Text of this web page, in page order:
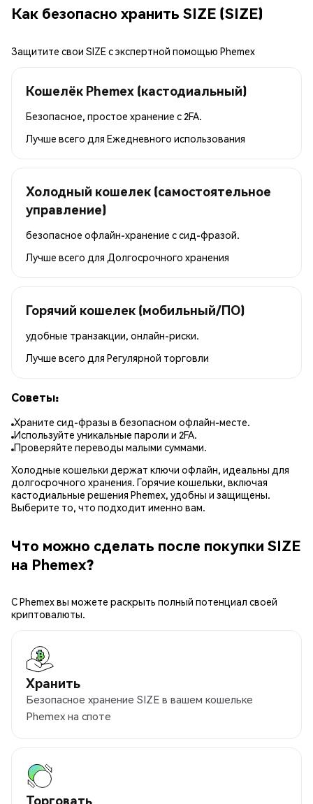
Как безопасно хранить SIZE (SIZE)
Защитите свои SIZE с экспертной помощью Phemex
Кошелёк Phemex (кастодиальный)
Безопасное, простое хранение с 2FA.
Лучше всего для Ежедневного использования
Холодный кошелек (самостоятельное
управление)
безопасное офлайн-хранение с сид-фразой.
Лучше всего для Долгосрочного хранения
Горячий кошелек (мобильный/ПО)
удобные транзакции, онлайн-риски.
Лучше всего для Регулярной торговли
Советы:
Храните сид-фразы в безопасном офлайн-месте.
Используйте уникальные пароли и 2FA.
Проверяйте переводы малыми суммами.
Холодные кошельки держат ключи офлайн, идеальны для
долгосрочного хранения. Горячие кошельки, включая
кастодиальные решения Phemex, удобны и защищены.
Выберите то, что подходит именно вам.
Что можно сделать после покупки SIZE
на Phemex?
С Phemex вы можете раскрыть полный потенциал своей
криптовалюты.
Хранить
Безопасное хранение SIZE в вашем кошельке
Phemex на споте
Торговать